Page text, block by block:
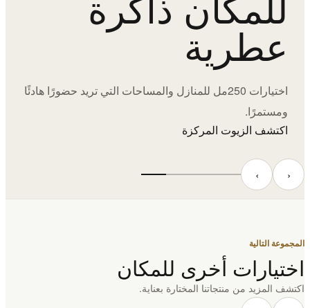
عطرية
اختيارات 250مل للمنازل والمساحات التي تريد حضورًا هادئًا
ومستمرًا.
اكتشف الزيوت المركزة
‹ ›
المجموعة التالية
اختيارات أخرى للمكان
اكتشف المزيد من منتجاتنا المختارة بعناية.